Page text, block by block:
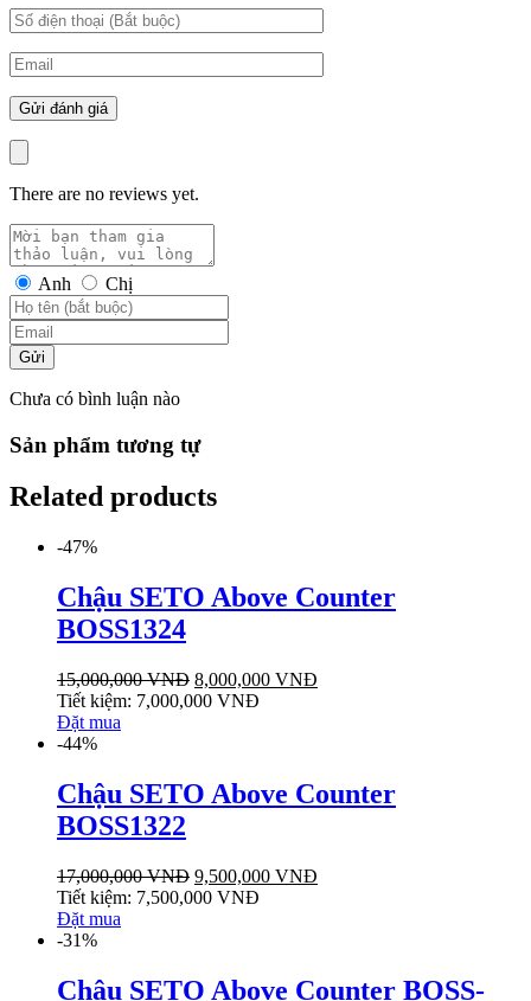
There are no reviews yet.
Anh Chị
Gửi
Chưa có bình luận nào
Sản phẩm tương tự
Related products
-47%
Chậu SETO Above Counter
BOSS1324
15,000,000VNĐ 8,000,000 VNĐ
Tiết kiệm: 7,000,000 VNĐ
Đặt mua
-44%
Chậu SETO Above Counter
BOSS1322
17,000,000VNĐ 9,500,000 VNĐ
Tiết kiệm: 7,500,000 VNĐ
Đặt mua
-31%
Chậu SETO Above Counter BOSS-